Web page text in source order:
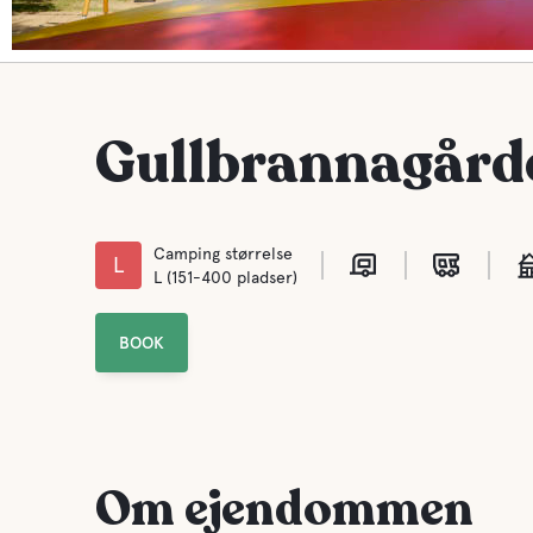
L
Camping størrelse
L (151-400 pladser)
BOOK
Om ejendommen